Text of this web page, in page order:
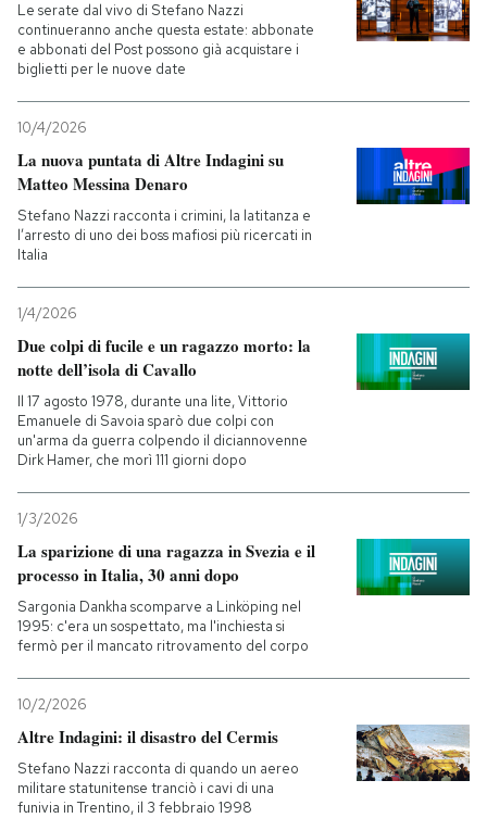
PODCAST
NEWSLETTER
CALENDARIO
AREA PERSONALE
Entra
Le serate dal vivo di Stefano Nazzi
continueranno anche questa estate: abbonate
e abbonati del Post possono già acquistare i
biglietti per le nuove date
10/4/2026
La nuova puntata di Altre Indagini su
Matteo Messina Denaro
Stefano Nazzi racconta i crimini, la latitanza e
l’arresto di uno dei boss mafiosi più ricercati in
Italia
1/4/2026
Due colpi di fucile e un ragazzo morto: la
notte dell’isola di Cavallo
Il 17 agosto 1978, durante una lite, Vittorio
Emanuele di Savoia sparò due colpi con
un'arma da guerra colpendo il diciannovenne
Dirk Hamer, che morì 111 giorni dopo
1/3/2026
La sparizione di una ragazza in Svezia e il
processo in Italia, 30 anni dopo
Sargonia Dankha scomparve a Linköping nel
1995: c'era un sospettato, ma l'inchiesta si
fermò per il mancato ritrovamento del corpo
10/2/2026
Altre Indagini: il disastro del Cermis
Stefano Nazzi racconta di quando un aereo
militare statunitense tranciò i cavi di una
funivia in Trentino, il 3 febbraio 1998